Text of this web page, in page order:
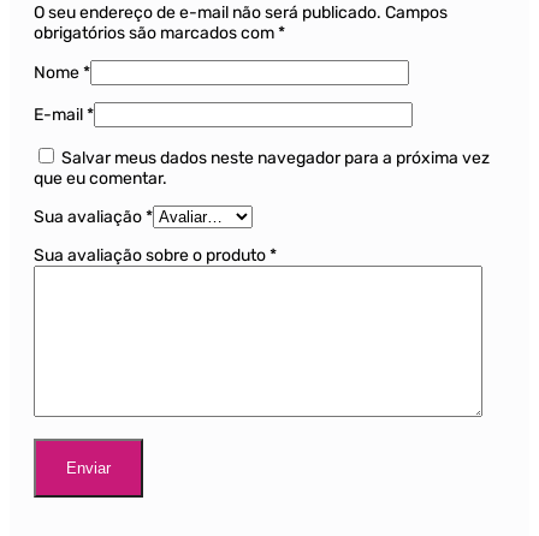
O seu endereço de e-mail não será publicado. Campos
obrigatórios são marcados com*
Nome*
E-mail*
Salvar meus dados neste navegador para a próxima vez
que eu comentar.
Sua avaliação*
Sua avaliação sobre o produto*